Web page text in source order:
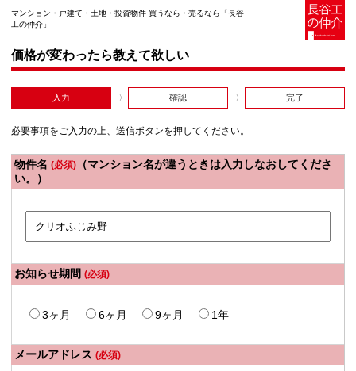
マンション・戸建て・土地・投資物件 買うなら・売るなら「長谷
工の仲介」
価格が変わったら教えて欲しい
入力 確認 完了
必要事項をご入力の上、送信ボタンを押してください。
物件名 (必須) （マンション名が違うときは入力しなおしてくださ
い。）
お知らせ期間 (必須)
3ヶ月 6ヶ月 9ヶ月 1年
メールアドレス (必須)